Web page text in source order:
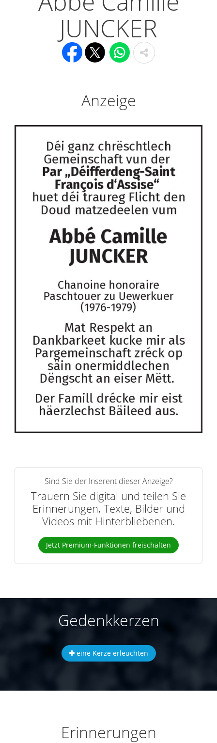
JUNCKER
Anzeige
Sind Sie der Inserent dieser Anzeige?
Trauern Sie digital und teilen Sie
Erinnerungen, Texte, Bilder und
Videos mit Hinterbliebenen.
Jetzt Premium-Funktionen freischalten
Gedenkkerzen
eine Kerze erleuchten
Erinnerungen